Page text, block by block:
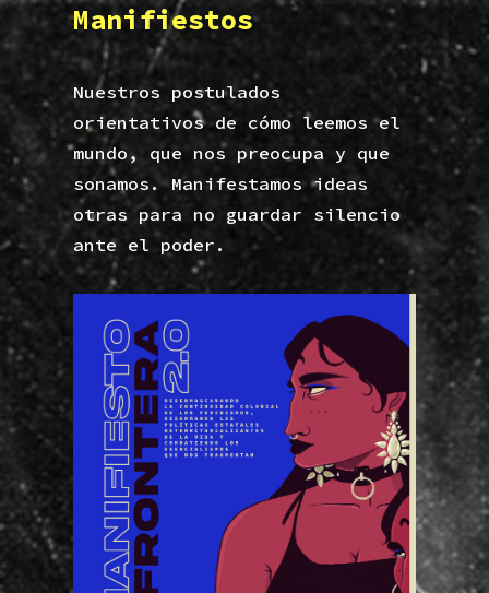
Manifiestos
Nuestros postulados
orientativos de cómo leemos el
mundo, que nos preocupa y que
sonamos. Manifestamos ideas
otras para no guardar silencio
ante el poder.